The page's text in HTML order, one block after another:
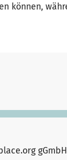
können,